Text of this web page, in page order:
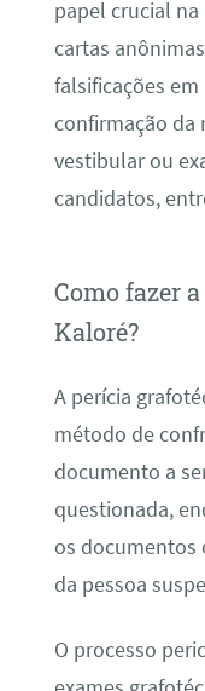
papel crucial
cartas
falsificações
confirmação da
vestibular ou
candidatos,
Como fazer
Kaloré?
A perícia
método de
documento a
questionada,
os documentos
da pessoa
O processo